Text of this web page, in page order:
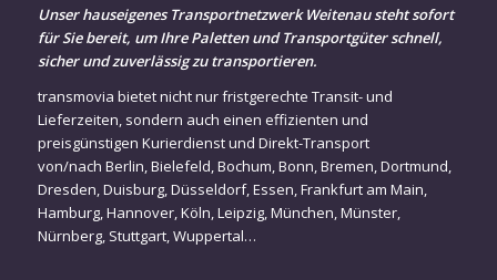
Unser hauseigenes Transportnetzwerk Weitenau steht sofort
für Sie bereit, um Ihre Paletten und Transportgüter schnell,
sicher und zuverlässig zu transportieren.
transmovia bietet nicht nur fristgerechte Transit- und
Lieferzeiten, sondern auch einen effizienten und
preisgünstigen Kurierdienst und Direkt-Transport
von/nach Berlin,Bielefeld,Bochum,Bonn,Bremen,Dortmund,
Dresden,Duisburg,Düsseldorf,Essen,Frankfurt am Main,
Hamburg,Hannover,Köln,Leipzig,München,Münster,
Nürnberg, Stuttgart,Wuppertal…